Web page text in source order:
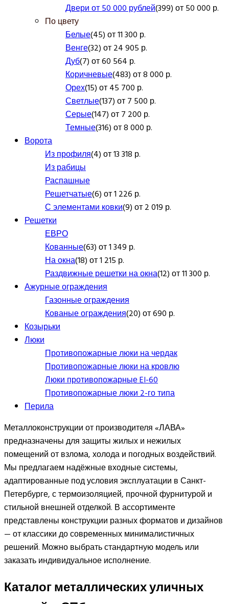
Двери от 50 000 рублей(399) от 50 000 р.
По цвету
Белые(45) от 11 300 р.
Венге(32) от 24 905 р.
Дуб(7) от 60 564 р.
Коричневые(483) от 8 000 р.
Орех(15) от 45 700 р.
Светлые(137) от 7 500 р.
Серые(147) от 7 200 р.
Темные(316) от 8 000 р.
Ворота
Из профиля(4) от 13 318 р.
Из рабицы
Распашные
Решетчатые(6) от 1 226 р.
С элементами ковки(9) от 2 019 р.
Решетки
ЕВРО
Кованные(63) от 1 349 р.
На окна(18) от 1 215 р.
Раздвижные решетки на окна(12) от 11 300 р.
Ажурные ограждения
Газонные ограждения
Кованые ограждения(20) от 690 р.
Козырьки
Люки
Противопожарные люки на чердак
Противопожарные люки на кровлю
Люки противопожарные EI-60
Противопожарные люки 2-го типа
Перила
Металлоконструкции от производителя «ЛАВА»
предназначены для защиты жилых и нежилых
помещений от взлома, холода и погодных воздействий.
Мы предлагаем надёжные входные системы,
адаптированные под условия эксплуатации в Санкт-
Петербурге, с термоизоляцией, прочной фурнитурой и
стильной внешней отделкой. В ассортименте
представлены конструкции разных форматов и дизайнов
— от классики до современных минималистичных
решений. Можно выбрать стандартную модель или
заказать индивидуальное исполнение.
Каталог металлических уличных